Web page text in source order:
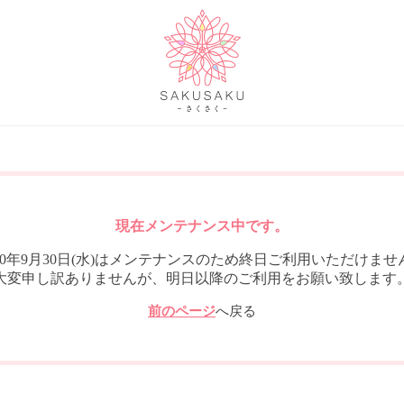
現在メンテナンス中です。
年9月30日(水)はメンテナンスのため終日ご利用いただけませ
変申し訳ありませんが、明日以降のご利用をお願い致します
前のページへ戻る